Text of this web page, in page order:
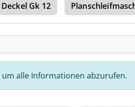
Deckel Gk 12
um alle Informationen abzurufen.